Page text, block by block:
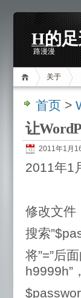
H的
路漫漫
关于
首页 >
让
2011年1月
2011年1
修改文件
搜索
将”=”后
h9999h”